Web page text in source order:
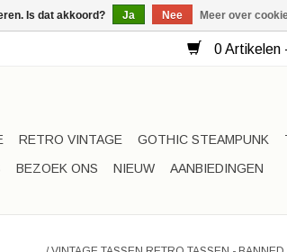
0 Artikelen
RETRO VINTAGE GOTHIC STEAMPUNK
BEZOEK ONS NIEUW AANBIEDINGEN
Is dat akkoord? Ja Nee Meer over